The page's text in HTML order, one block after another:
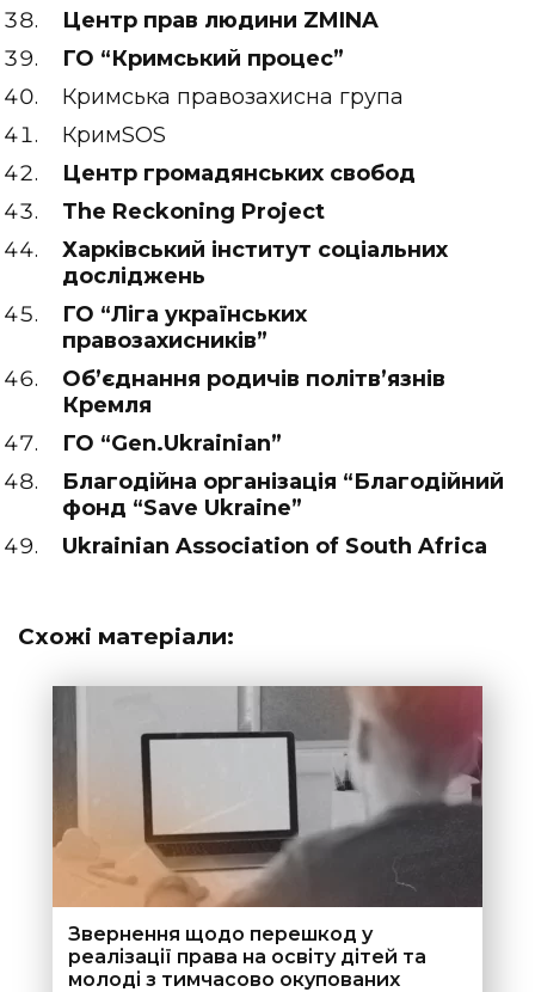
Центр прав людини ZMINA
ГО “Кримський процес”
Кримська правозахисна група
КримSOS
Центр громадянських свобод
The Reckoning Project
Харківський інститут соціальних
досліджень
ГО “Ліга українських
правозахисників”
Об’єднання родичів політв’язнів
Кремля
ГО “Gen.Ukrainian”
Благодійна організація “Благодійний
фонд “Save Ukraine”
Ukrainian Association of South Africa
Схожі матеріали:
Звернення щодо перешкод у
реалізації права на освіту дітей та
молоді з тимчасово окупованих